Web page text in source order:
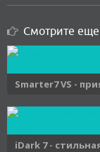
Смотрите еще
Smarter7 VS -
iDark 7 -